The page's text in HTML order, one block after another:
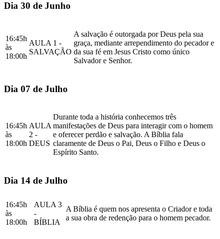
Dia 30 de Junho
16:45h
às
18:00h
AULA 1 -
SALVAÇÃO
A salvação é outorgada por Deus pela sua
graça, mediante arrependimento do pecador e
da sua fé em Jesus Cristo como único
Salvador e Senhor.
Dia 07 de Julho
16:45h
às
18:00h
AULA
2 -
DEUS
Durante toda a história conhecemos três
manifestações de Deus para interagir com o homem
e oferecer perdão e salvação. A Bíblia fala
claramente de Deus o Pai, Deus o Filho e Deus o
Espírito Santo.
Dia 14 de Julho
16:45h
às
18:00h
AULA 3
-
BÍBLIA
A Bíblia é quem nos apresenta o Criador e toda
a sua obra de redenção para o homem pecador.